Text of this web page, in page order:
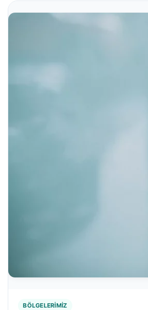
BÖLGELERIMIZ